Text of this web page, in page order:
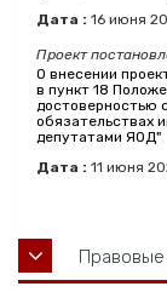
Дата : 16 июня
Проект
О внесении
в пункт 18
достоверностью
обязательствах
депутатами ЯОД"
Дата : 11 июня
Правовые